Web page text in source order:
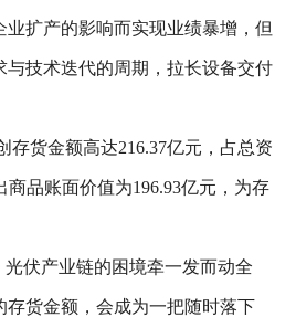
扩产的影响而实现业绩暴增，但
与技术迭代的周期，拉长设备交付
存货金额高达216.37亿元，占总资
商品账面价值为196.93亿元，为存
伏产业链的困境牵一发而动全
存货金额，会成为一把随时落下